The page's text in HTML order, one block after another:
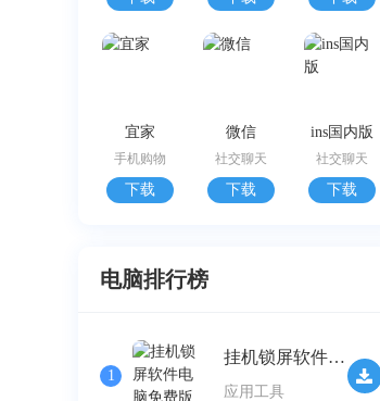
宜家
手机购物
下载
微信
社交聊天
下载
ins国内版
社交聊天
下载
电脑排行榜
1
挂机锁屏软件电脑免费版 v2.32
应用工具